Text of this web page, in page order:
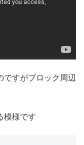
ですがブロック周辺
模様です